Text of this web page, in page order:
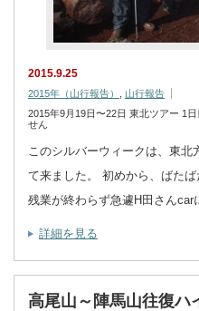
2015.9.25
2015年（山行報告）
山行報告
2015年9月19日〜22日 東北ツアー 1
せん
このシルバーウィークは、東
て来ました。 初めから、ばたば
残業が終わらず急遽H田さんcar
詳細を見る
高尾山～陣馬山往復ハ